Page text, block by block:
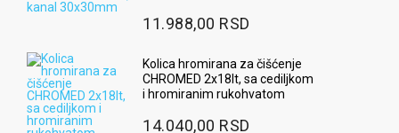
11.988,00 RSD
Kolica hromirana za čišćenje
CHROMED 2x18lt, sa cediljkom
i hromiranim rukohvatom
14.040,00 RSD